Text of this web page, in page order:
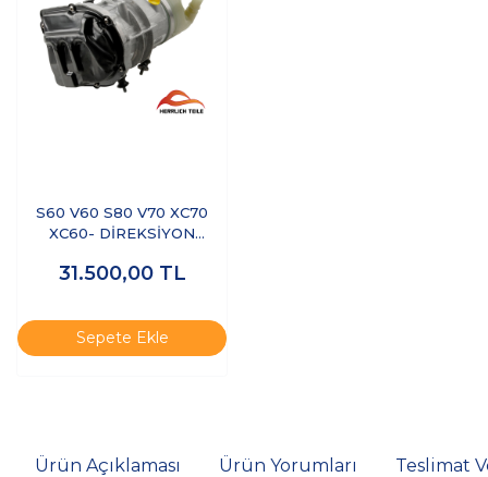
S60 V60 S80 V70 XC70
XC60- DİREKSİYON
(DEPOLU)
31.500,00 TL
Sepete Ekle
Ürün Açıklaması Ürün Yorumları Teslimat